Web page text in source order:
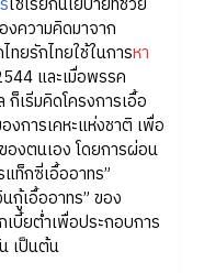
งความคิดมาจาก
ทยรักไทยใช้ในการหา
และเมื่อพรรค
เริ่มคิดโครงการเอื้อ
งการเคหะแห่งชาติ เพื่อ
องตนเอง โดยการผ่อน
แท็กซี่เอื้ออาทร”
กู้เอื้ออาทร” ของ
บี้ยต่ำเพื่อประกอบการ
เป็นต้น